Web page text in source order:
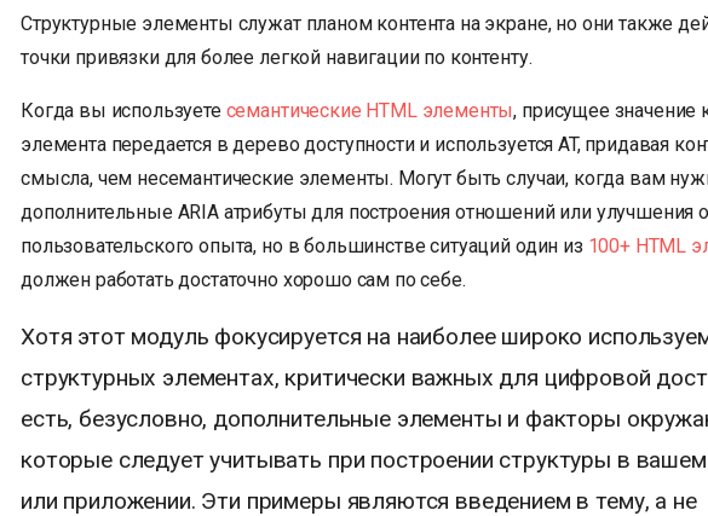
Структурные элементы служат планом контента на экране, но они также
точки привязки для более легкой навигации по контенту.
Когда вы используете семантические HTML элементы, присущее значение
элемента передается в дерево доступности и используется AT, придавая
смысла, чем несемантические элементы. Могут быть случаи, когда вам
дополнительные ARIA атрибуты для построения отношений или улучшения
пользовательского опыта, но в большинстве ситуаций один из 100+ HTML
должен работать достаточно хорошо сам по себе.
Хотя этот модуль фокусируется на наиболее широко
структурных элементах, критически важных для цифровой
есть, безусловно, дополнительные элементы и факторы
которые следует учитывать при построении структуры в
или приложении. Эти примеры являются введением в тему, а не